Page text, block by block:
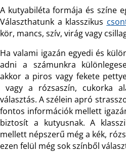
A kutyabiléta formája és színe
Választhatunk a klasszikus
kör, mancs, szív, virág vagy
Ha valami igazán egyedi és
adni a számunkra
akkor a piros vagy fekete
vagy a rózsaszín, cukorka
választás. A szélein apró
fontos információk mellett
biztosít a kutyusnak. A
mellett népszerű még a kék,
ezen felül még sok színből